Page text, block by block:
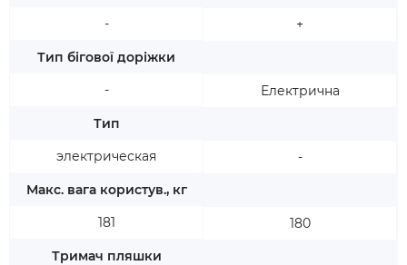
-
Тип бігової доріжки
-
Тип
электрическая
Макс. вага користув., кг
181
Тримач пляшки
+
Електрична
-
180